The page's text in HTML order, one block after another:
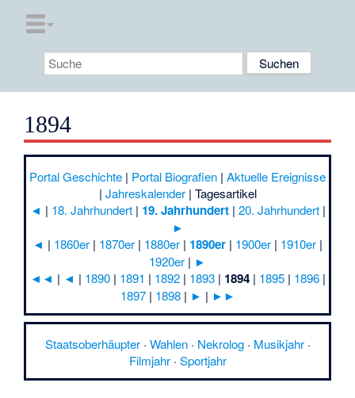
1894
Portal Geschichte | Portal Biografien | Aktuelle Ereignisse
| Jahreskalender| Tagesartikel
◄ | 18. Jahrhundert| 19. Jahrhundert| 20. Jahrhundert|
►
◄ | 1860er | 1870er | 1880er | 1890er | 1900er | 1910er |
1920er | ►
◄◄ | ◄ | 1890| 1891 | 1892| 1893| 1894| 1895| 1896|
1897| 1898| ► | ►►
Staatsoberhäupter· Wahlen· Nekrolog· Musikjahr·
Filmjahr· Sportjahr